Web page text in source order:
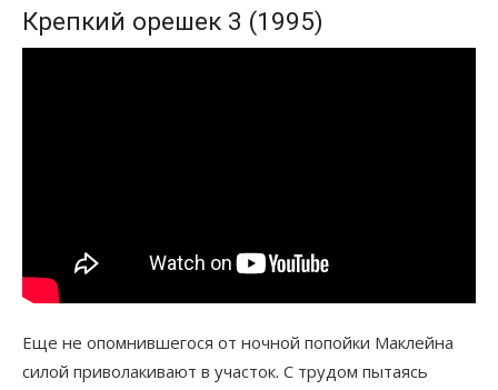
Крепкий орешек 3 (1995)
Еще не опомнившегося от ночной попойки Маклейна
силой приволакивают в участок. С трудом пытаясь